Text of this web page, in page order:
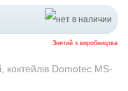
Знятий з виробництва
коктейлів Domotec MS-